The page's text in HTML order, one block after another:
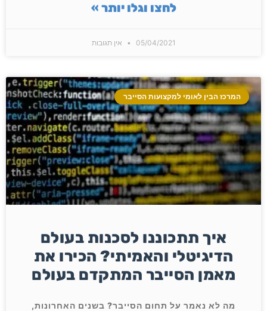
לחצו וגלו יותר »
05/04/2021 אין תגובות
המרכז הבין לאומי למקצועות הסייבר
איך תתכוננו לסכנות בעולם
הדיגיטלי והאמיתי? הכירו את
מאמן הסייבר המתקדם בעולם
מה לא נאמר על תחום הסייבר? בשנים האחרונות,